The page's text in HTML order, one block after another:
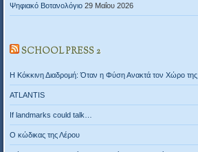
Ψηφιακό Βοτανολόγιο 29 Μαΐου 2026
SCHOOL PRESS 2
Η Κόκκινη Διαδρομή: Όταν η Φύση Ανακτά τον Χώρο της
ATLANTIS
If landmarks could talk…
Ο κώδικας της Λέρου